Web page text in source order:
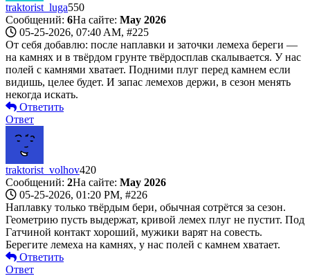
traktorist_luga550
Сообщений: 6На сайте: May 2026
05-25-2026, 07:40 AM, #225
От себя добавлю: после наплавки и заточки лемеха береги —
на камнях и в твёрдом грунте твёрдосплав скалывается. У нас
полей с камнями хватает. Подними плуг перед камнем если
видишь, целее будет. И запас лемехов держи, в сезон менять
некогда искать.
Ответить
Ответ
traktorist_volhov420
Сообщений: 2На сайте: May 2026
05-25-2026, 01:20 PM, #226
Наплавку только твёрдым бери, обычная сотрётся за сезон.
Геометрию пусть выдержат, кривой лемех плуг не пустит. Под
Гатчиной контакт хороший, мужики варят на совесть.
Берегите лемеха на камнях, у нас полей с камнем хватает.
Ответить
Ответ